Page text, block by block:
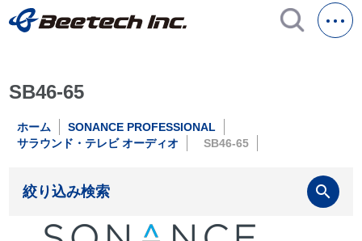
SB46-65
ホーム
SONANCE PROFESSIONAL
サラウンド・テレビ オーディオ
SB46-65
絞り込み検索 search